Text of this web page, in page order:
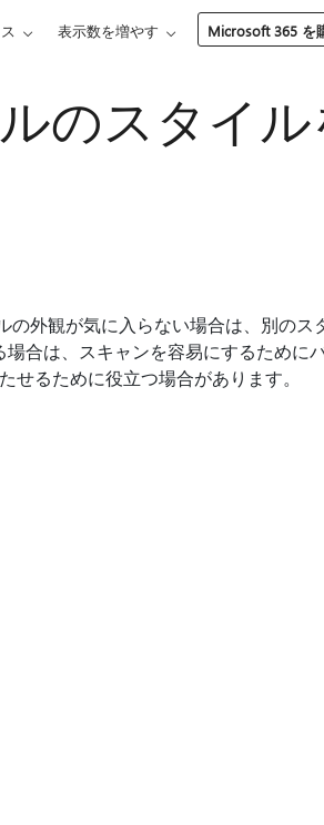
表示数を増やす Microsoft 365 を
のスタイ
の外観が気に入らない場合は、別のス
合は、スキャンを容易にするために
せるために役立つ場合があります。